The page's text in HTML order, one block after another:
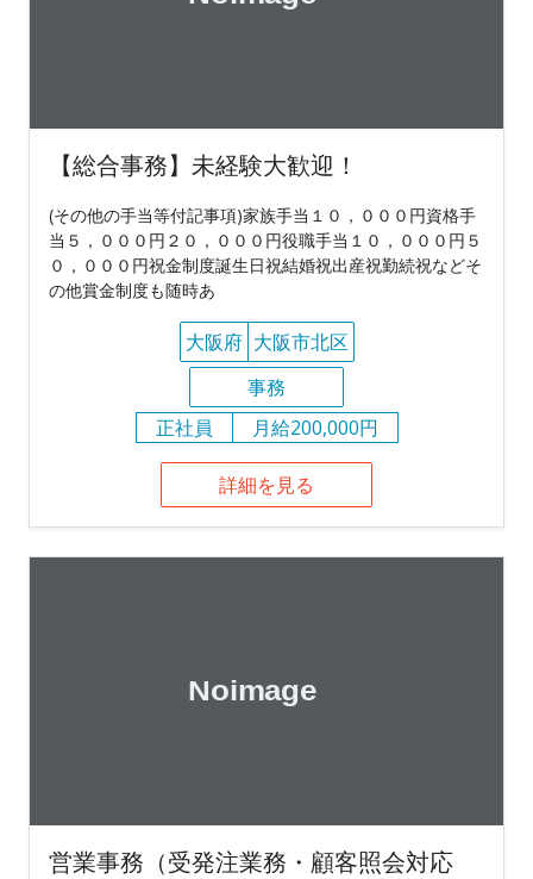
【総合事務】未経験大歓迎！
(その他の手当等付記事項)家族手当１０，０００円資格手
当５，０００円２０，０００円役職手当１０，０００円５
０，０００円祝金制度誕生日祝結婚祝出産祝勤続祝などそ
の他賞金制度も随時あ
大阪府 大阪市北区
事務
正社員
月給200,000円
詳細を見る
営業事務（受発注業務・顧客照会対応